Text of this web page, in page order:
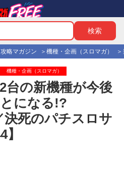
略マガジン 機種・企画（スロマガ）
機種・企画（スロマガ）
台の新機種が今後
になる!?
決死のパチスロサ